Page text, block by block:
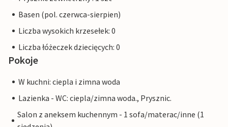
Basen (pol. czerwca-sierpien)
Liczba wysokich krzesełek: 0
Liczba łóżeczek dziecięcych: 0
Pokoje
W kuchni: ciepla i zimna woda
Lazienka - WC: ciepla/zimna woda., Prysznic.
Salon z aneksem kuchennym - 1 sofa/materac/inne (1